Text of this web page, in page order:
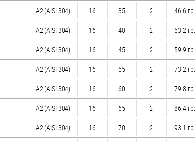
А2 (AISI 304) 16 35 2 46.6 гр.
А2 (AISI 304) 16 40 2 53.2 гр.
А2 (AISI 304) 16 45 2 59.9 гр.
А2 (AISI 304) 16 55 2 73.2 гр.
А2 (AISI 304) 16 60 2 79.8 гр.
А2 (AISI 304) 16 65 2 86.4 гр.
А2 (AISI 304) 16 70 2 93.1 гр.